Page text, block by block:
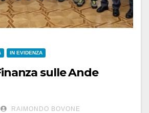
IN EVIDENZA
sulle Ande
‘Cima 250’
RAIMONDO BOVONE